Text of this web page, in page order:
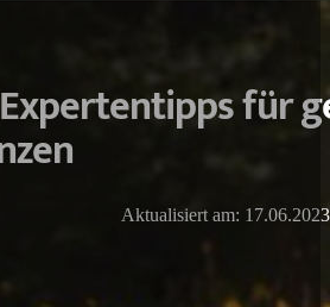
Expertentipps für
Aktualisiert am: 17.06.2023